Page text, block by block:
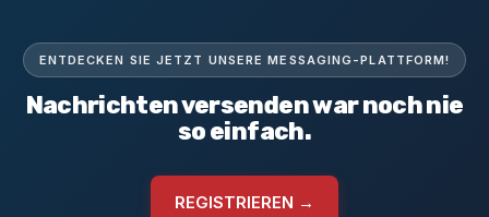
ENTDECKEN SIE JETZT UNSERE MESSAGING-PLATTFORM!
Nachrichten versenden war noch nie
so einfach.
REGISTRIEREN →